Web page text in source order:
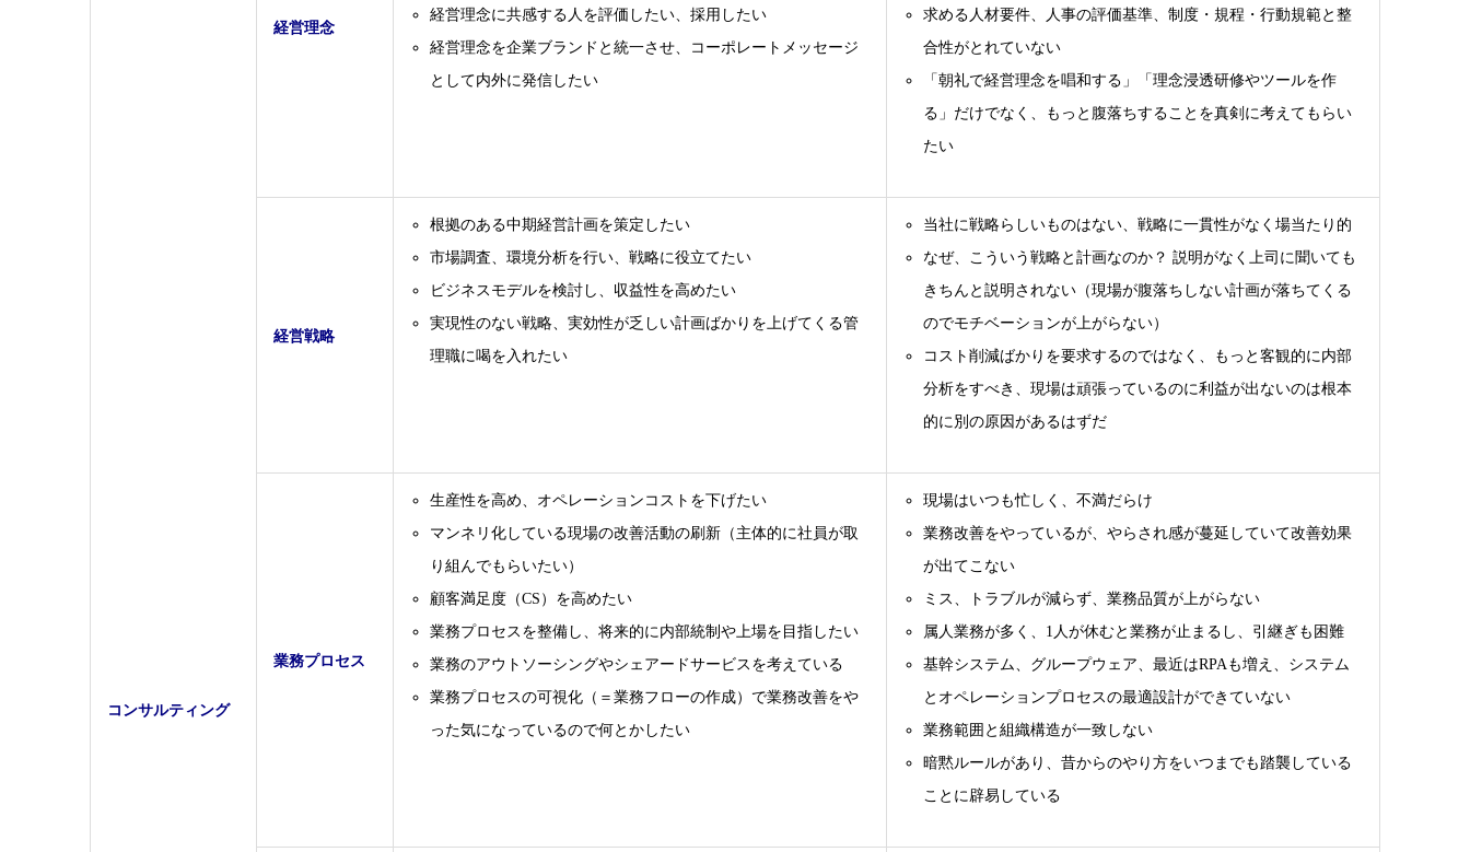
コンサルティング
経営理念
経営理念に共感する人を評価したい、採用したい
経営理念を企業ブランドと統一させ、コーポレートメッセージ
として内外に発信したい
求める人材要件、人事の評価基準、制度・規程・行動規範と整
合性がとれていない
「朝礼で経営理念を唱和する」「理念浸透研修やツールを作
る」だけでなく、もっと腹落ちすることを真剣に考えてもらい
たい
経営戦略
根拠のある中期経営計画を策定したい
市場調査、環境分析を行い、戦略に役立てたい
ビジネスモデルを検討し、収益性を高めたい
実現性のない戦略、実効性が乏しい計画ばかりを上げてくる管
理職に喝を入れたい
当社に戦略らしいものはない、戦略に一貫性がなく場当たり的
なぜ、こういう戦略と計画なのか？ 説明がなく上司に聞いても
きちんと説明されない（現場が腹落ちしない計画が落ちてくる
のでモチベーションが上がらない）
コスト削減ばかりを要求するのではなく、もっと客観的に内部
分析をすべき、現場は頑張っているのに利益が出ないのは根本
的に別の原因があるはずだ
業務プロセス
生産性を高め、オペレーションコストを下げたい
マンネリ化している現場の改善活動の刷新（主体的に社員が取
り組んでもらいたい）
顧客満足度（CS）を高めたい
業務プロセスを整備し、将来的に内部統制や上場を目指したい
業務のアウトソーシングやシェアードサービスを考えている
業務プロセスの可視化（＝業務フローの作成）で業務改善をや
った気になっているので何とかしたい
現場はいつも忙しく、不満だらけ
業務改善をやっているが、やらされ感が蔓延していて改善効果
が出てこない
ミス、トラブルが減らず、業務品質が上がらない
属人業務が多く、1人が休むと業務が止まるし、引継ぎも困難
基幹システム、グループウェア、最近はRPAも増え、システム
とオペレーションプロセスの最適設計ができていない
業務範囲と組織構造が一致しない
暗黙ルールがあり、昔からのやり方をいつまでも踏襲している
ことに辟易している